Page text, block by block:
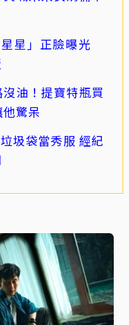
星」正臉曝光
油！提寶特瓶買
驚呆
圾袋當秀服 經紀